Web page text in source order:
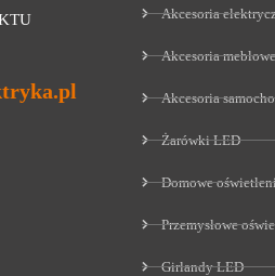
Akcesoria
Akcesoria meblowe
Akcesoria
Żarówki LED
Domowe
Przemysłowe
Girlandy LED